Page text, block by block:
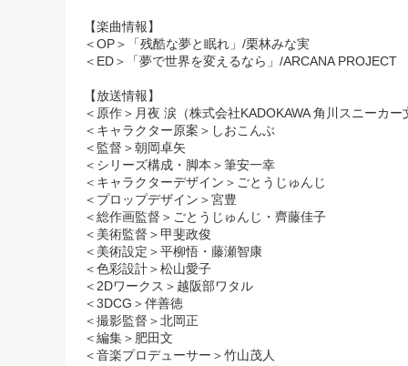
【楽曲情報】
＜OP＞「残酷な夢と眠れ」/栗林みな実
＜ED＞「夢で世界を変えるなら」/ARCANA PROJECT
【放送情報】
＜原作＞月夜 涙（株式会社KADOKAWA 角川スニーカー
＜キャラクター原案＞しおこんぶ
＜監督＞朝岡卓矢
＜シリーズ構成・脚本＞筆安一幸
＜キャラクターデザイン＞ごとうじゅんじ
＜プロップデザイン＞宮豊
＜総作画監督＞ごとうじゅんじ・齊藤佳子
＜美術監督＞甲斐政俊
＜美術設定＞平柳悟・藤瀬智康
＜色彩設計＞松山愛子
＜2Dワークス＞越阪部ワタル
＜3DCG＞伴善徳
＜撮影監督＞北岡正
＜編集＞肥田文
＜音楽プロデューサー＞竹山茂人